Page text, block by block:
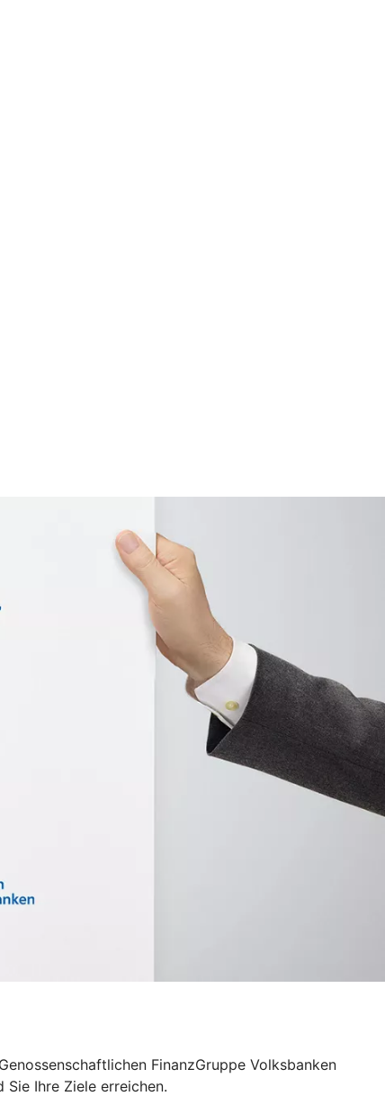
FinanzGruppe Volksbanken
Ihre Ziele erreichen.